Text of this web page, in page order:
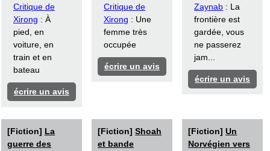
Critique de
Xirong : À
pied, en
voiture, en
train et en
bateau
écrire un avis
Critique de
Xirong : Une
femme très
occupée
écrire un avis
Zaynab : La
frontière est
gardée, vous
ne passerez
jam...
écrire un avis
[Fiction] La
guerre des
[Fiction]Shoah
et bande
[Fiction]Un
Norvégien vers